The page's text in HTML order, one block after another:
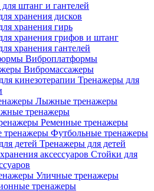
штанг и гантелей
хранения дисков
хранения гирь
хранения грифов и штанг
хранения гантелей
Виброплатформы
Вибромассажеры
Тренажеры для
Лыжные тренажеры
тренажеры
Ременные тренажеры
Футбольные тренажеры
Тренажеры для детей
Стойки для
Уличные тренажеры